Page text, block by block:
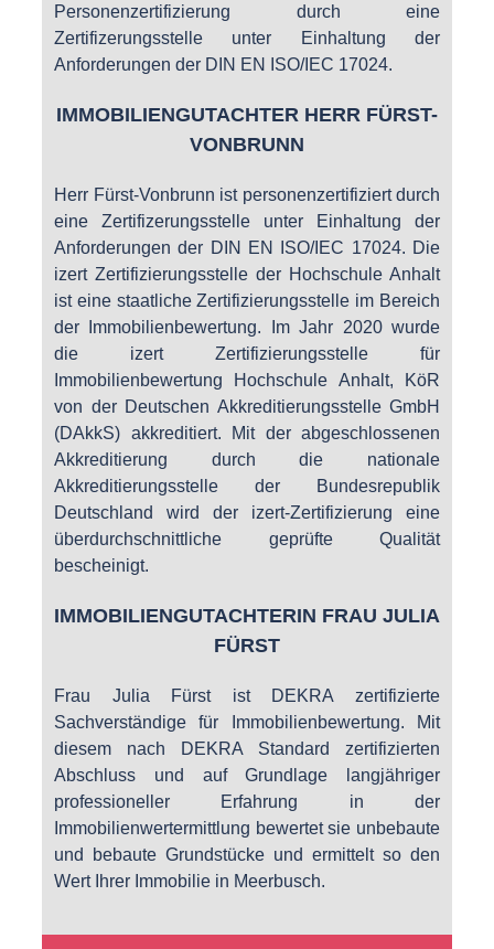
Personenzertifizierung durch eine
Zertifizerungsstelle unter Einhaltung der
Anforderungen der DIN EN ISO/IEC 17024.
IMMOBILIENGUTACHTER HERR FÜRST-
VONBRUNN
Herr Fürst-Vonbrunn ist personenzertifiziert durch
eine Zertifizerungsstelle unter Einhaltung der
Anforderungen der DIN EN ISO/IEC 17024. Die
izert Zertifizierungsstelle der Hochschule Anhalt
ist eine staatliche Zertifizierungsstelle im Bereich
der Immobilienbewertung. Im Jahr 2020 wurde
die izert Zertifizierungsstelle für
Immobilienbewertung Hochschule Anhalt, KöR
von der Deutschen Akkreditierungsstelle GmbH
(DAkkS) akkreditiert. Mit der abgeschlossenen
Akkreditierung durch die nationale
Akkreditierungsstelle der Bundesrepublik
Deutschland wird der izert-Zertifizierung eine
überdurchschnittliche geprüfte Qualität
bescheinigt.
IMMOBILIENGUTACHTERIN FRAU JULIA
FÜRST
Frau Julia Fürst ist DEKRA zertifizierte
Sachverständige für Immobilienbewertung. Mit
diesem nach DEKRA Standard zertifizierten
Abschluss und auf Grundlage langjähriger
professioneller Erfahrung in der
Immobilienwertermittlung bewertet sie unbebaute
und bebaute Grundstücke und ermittelt so den
Wert Ihrer Immobilie in Meerbusch.